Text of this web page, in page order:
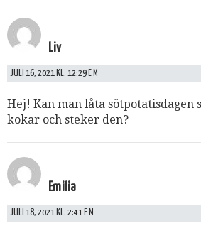
Liv
JULI 16, 2021 KL. 12:29 E M
Hej! Kan man låta sötpotatisdagen
kokar och steker den?
Emilia
JULI 18, 2021 KL. 2:41 E M